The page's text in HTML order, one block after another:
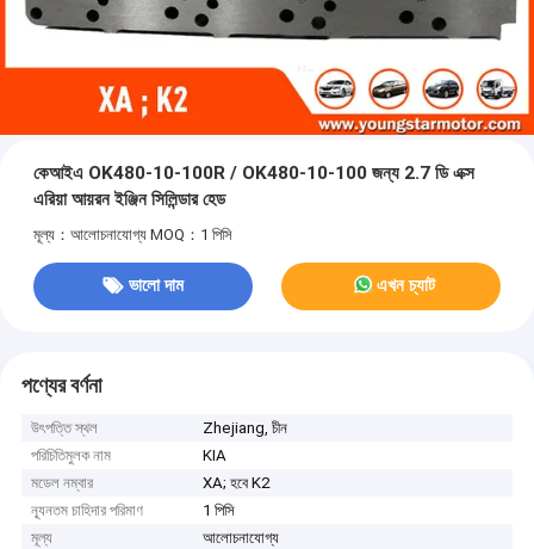
কেআইএ OK480-10-100R / OK480-10-100 জন্য 2.7 ডি এক্স
এরিয়া আয়রন ইঞ্জিন সিলিন্ডার হেড
মূল্য：আলোচনাযোগ্য MOQ：1 পিসি
ভালো দাম এখন চ্যাট
পণ্যের বর্ণনা
উৎপত্তি স্থল
Zhejiang, চীন
পরিচিতিমুলক নাম
KIA
মডেল নম্বার
XA; হবে K2
ন্যূনতম চাহিদার পরিমাণ
1 পিসি
মূল্য
আলোচনাযোগ্য